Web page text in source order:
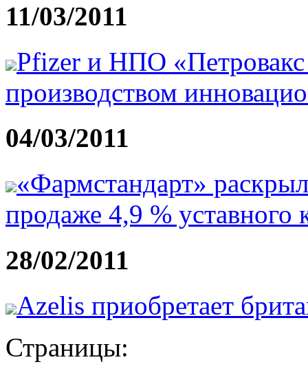
11/03/2011
Pfizer и НПО
производством
04/03/2011
«Фармстандарт»
продаже 4,9 % уставного
28/02/2011
Azelis приобретает
Страницы: